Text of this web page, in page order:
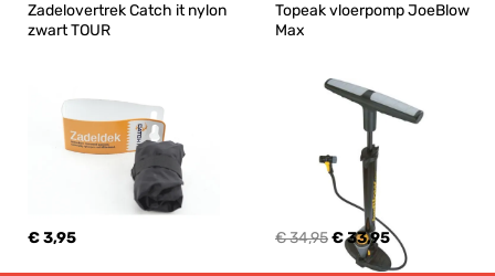
Zadelovertrek Catch it nylon
zwart TOUR
€ 3,95
Topeak vloerpomp JoeBlow
Max
€ 34,95€ 33,95